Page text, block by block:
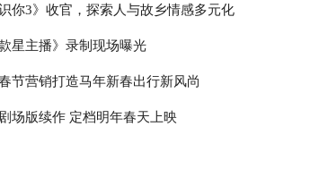
你3》收官，探索人与故乡情感多元化
星主播》录制现场曝光
节营销打造马年新春出行新风尚
场版续作 定档明年春天上映